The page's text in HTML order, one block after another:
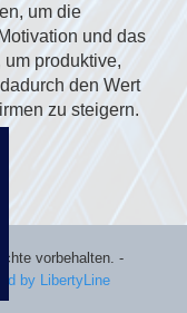
um die
und das
produktive,
den Wert
zu steigern.
vorbehalten. -
by LibertyLine